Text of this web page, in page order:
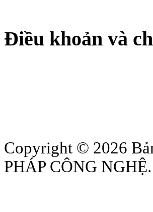
Điều khoản và
Copyright © 2026
PHÁP CÔNG